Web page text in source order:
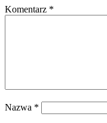
Komentarz *
Nazwa *